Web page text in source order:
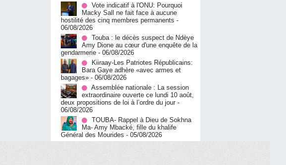
Vote indicatif à l'ONU: Pourquoi
Macky Sall ne fait face à aucune
hostilité des cinq membres permanents -
06/08/2026
Touba : le décès suspect de Ndèye
Amy Dione au cœur d'une enquête de la
gendarmerie - 06/08/2026
Kiiraay-Les Patriotes Républicains:
Bara Gaye adhère «avec armes et
bagages» - 06/08/2026
Assemblée nationale : La session
extraordinaire ouverte ce lundi 10 août,
deux propositions de loi à l’ordre du jour -
06/08/2026
TOUBA- Rappel à Dieu de Sokhna
Ma- Amy Mbacké, fille du khalife
Général des Mourides - 05/08/2026